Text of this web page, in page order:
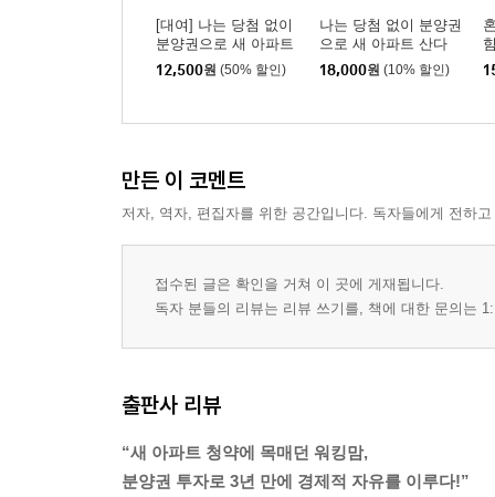
[대여] 나는 당첨 없이
분양권으로 새 아파트
산다
12,500원 (50% 할인)
나는 당첨 없이 분양권
으로 새 아파트 산다
18,000원 (10% 할인)
만든 이 코멘트
저자, 역자, 편집자를 위한 공간입니다. 독자들에게 전하
접수된 글은 확인을 거쳐 이 곳에 게재됩니다.
독자 분들의 리뷰는 리뷰 쓰기를, 책에 대한 문의는
출판사 리뷰
“새 아파트 청약에 목매던 워킹맘,
분양권 투자로 3년 만에 경제적 자유를 이루다!”